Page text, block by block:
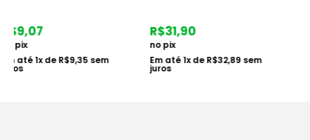
R$31,90
no pix
Em até1x deR$32,89
R$83,23
no pix
Em até1x deR$85,80